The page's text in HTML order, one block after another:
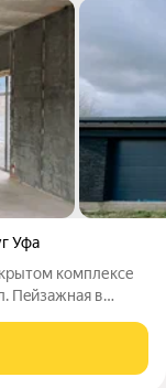
Уфа
кoмплекcе
в